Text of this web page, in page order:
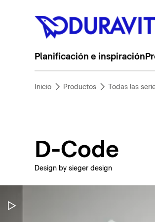
Planificación e inspiración
Inicio Productos Todas las
D-Code
Design by sieger design
Pausar vídeo